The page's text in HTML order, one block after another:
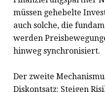
müssen gehebelte
auch solche, die
werden
hinweg synchronisiert.
Der zweite
Diskontsatz: Steigen